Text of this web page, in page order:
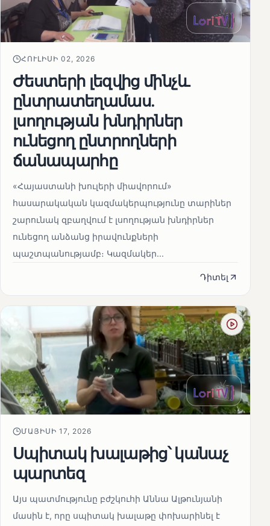
ՀՈՒԼԻՍԻ 02, 2026
Ժեստերի լեզվից մինչև
ընտրատեղամաս.
լսողության խնդիրներ
ունեցող ընտրողների
ճանապարհը
«Հայաստանի խուլերի միավորում»
հասարակական կազմակերպությունը տարիներ
շարունակ զբաղվում է լսողության խնդիրներ
ունեցող անձանց իրավունքների
պաշտպանությամբ։ Կազմակեր...
Դիտել
ՄԱՅԻՍԻ 17, 2026
Սպիտակ խալաթից՝ կանաչ
պարտեզ
Այս պատմությունը բժշկուհի Աննա Ալթունյանի
մասին է, որը սպիտակ խալաթը փոխարինել է